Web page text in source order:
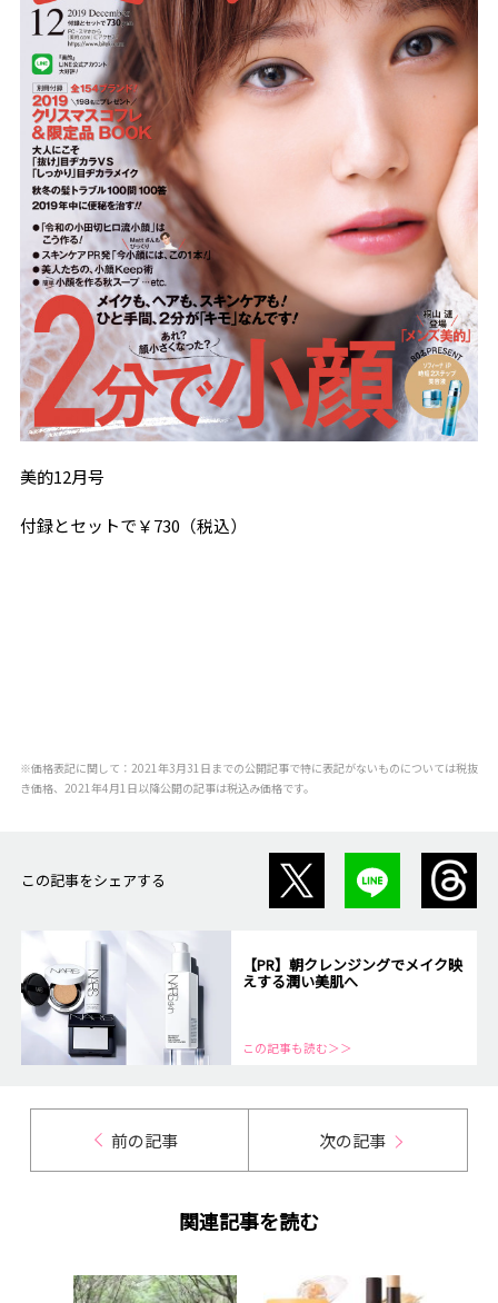
美的12月号
付録とセットで￥730（税込）
※価格表記に関して：2021年3月31日までの公開記事で特に表記がないものについては税抜
き価格、2021年4月1日以降公開の記事は税込み価格です。
この記事をシェアする
【PR】朝クレンジングでメイク映
えする潤い美肌へ
この記事も読む＞＞
前の記事 次の記事
関連記事を読む